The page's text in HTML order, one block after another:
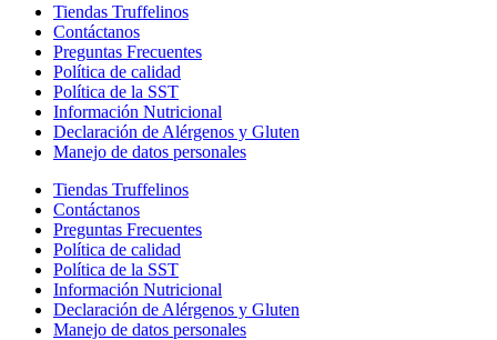
Tiendas Truffelinos
Contáctanos
Preguntas Frecuentes
Política de calidad
Política de la SST
Información Nutricional
Declaración de Alérgenos y Gluten
Manejo de datos personales
Tiendas Truffelinos
Contáctanos
Preguntas Frecuentes
Política de calidad
Política de la SST
Información Nutricional
Declaración de Alérgenos y Gluten
Manejo de datos personales